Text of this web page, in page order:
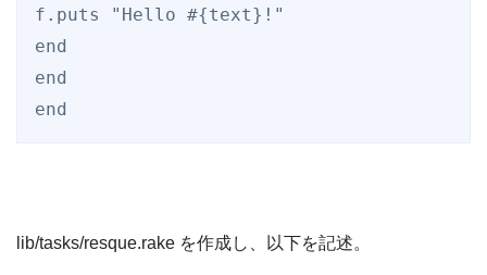
f.puts
" Hello #{text} ! "
end
end
end
lib/tasks/resque.rake を作成し、以下を記述。